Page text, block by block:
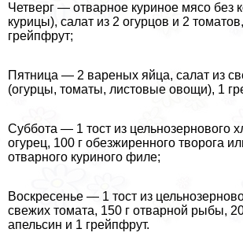
Четверг — отварное куриное мясо без
курицы), салат из 2 огурцов и 2
грейпфрут;
Пятница — 2 вареных яйца, салат из
(огурцы, томаты, листовые овощи), 1
Суббота — 1 тост из цельнозернового
огурец, 100 г обезжиренного творога
отварного куриного филе;
Воскресенье — 1 тост из
свежих томата, 150 г отварной рыбы,
апельсин и 1 грейпфрут.